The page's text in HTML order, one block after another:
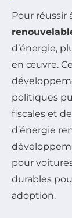
Pour réussir
d’énergie,
en œuvre.
politiques
fiscales et
d’énergie
pour
durables
adoption.